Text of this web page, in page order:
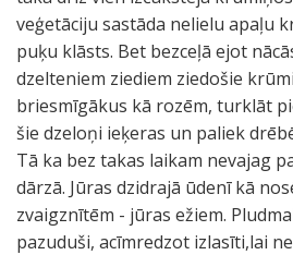
veģetāciju sastāda nelielu apaļu
puķu klāsts. Bet bezceļā ejot
dzelteniem ziediem ziedošie
briesmīgākus kā rozēm, turklāt
šie dzeloņi ieķeras un paliek
Tā ka bez takas laikam nevajag
dārzā. Jūras dzidrajā ūdenī kā
zvaigznītēm - jūras ežiem.
pazuduši, acīmredzot izlasīti,lai